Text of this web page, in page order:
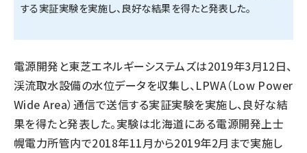
する実証実験を実施し、良好な結果を得たと発表した。
電源開発と東芝エネルギーシステムズは2019年3月12日、
渓流取水設備の水位データを収集し、LPWA（Low Power
Wide Area）通信で送信する実証実験を実施し、良好な結
果を得たと発表した。実験は北海道にある電源開発上士
幌電力所管内で2018年11月から2019年2月まで実施し